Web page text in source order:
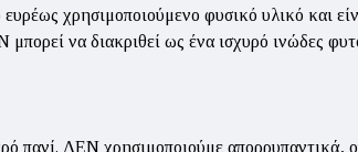
χρησιμοποιούμενο φυσικό υλικό και
να διακριθεί ως ένα ισχυρό ινώδες
πανί. ΔΕΝ χρησιμοποιούμε